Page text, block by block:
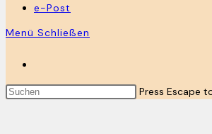
e-Post
Menü Schließen
Press Escape